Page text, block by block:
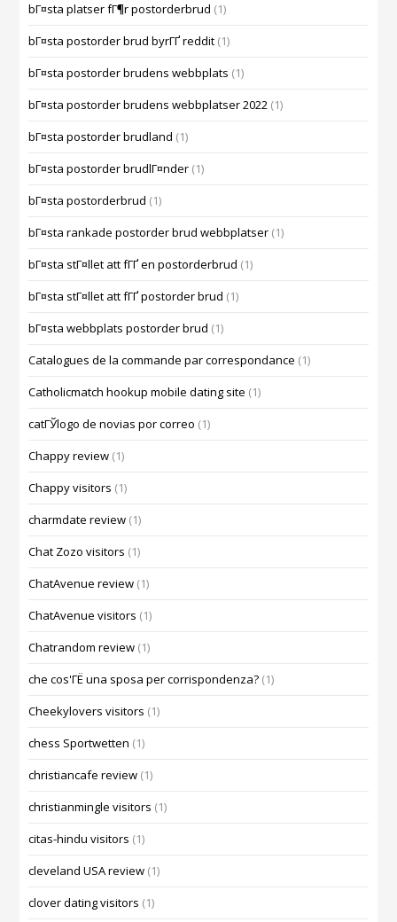
bГ¤sta platser fГ¶r postorderbrud (1)
bГ¤sta postorder brud byrГҐ reddit (1)
bГ¤sta postorder brudens webbplats (1)
bГ¤sta postorder brudens webbplatser 2022 (1)
bГ¤sta postorder brudland (1)
bГ¤sta postorder brudlГ¤nder (1)
bГ¤sta postorderbrud (1)
bГ¤sta rankade postorder brud webbplatser (1)
bГ¤sta stГ¤llet att fГҐ en postorderbrud (1)
bГ¤sta stГ¤llet att fГҐ postorder brud (1)
bГ¤sta webbplats postorder brud (1)
Catalogues de la commande par correspondance (1)
Catholicmatch hookup mobile dating site (1)
catГЎlogo de novias por correo (1)
Chappy review (1)
Chappy visitors (1)
charmdate review (1)
Chat Zozo visitors (1)
ChatAvenue review (1)
ChatAvenue visitors (1)
Chatrandom review (1)
che cos'ГЁ una sposa per corrispondenza? (1)
Cheekylovers visitors (1)
chess Sportwetten (1)
christiancafe review (1)
christianmingle visitors (1)
citas-hindu visitors (1)
cleveland USA review (1)
clover dating visitors (1)